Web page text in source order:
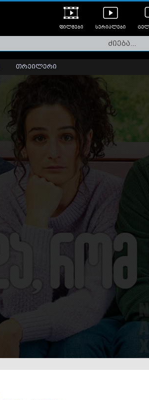
ფილმები
თრეილერები
სერიალები
თრეილერი